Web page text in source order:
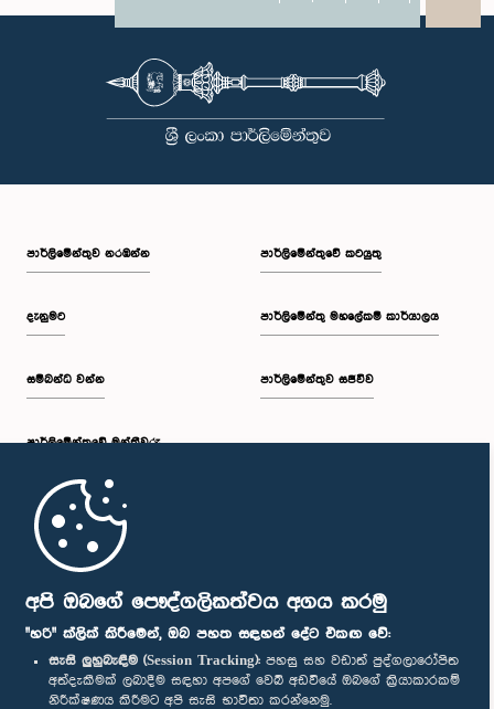
අපි ඔබගේ පෞද්ගලිකත්වය අගය කරමු
"හරි" ක්ලික් කිරීමෙන්, ඔබ පහත සඳහන් දේට එකඟ වේ:
සැසි ලුහුබැඳීම (Session Tracking): පහසු සහ වඩාත් පුද්ගලාරෝපිත
අත්දැකීමක් ලබාදීම සඳහා අපගේ වෙබ් අඩවියේ ඔබගේ ක්‍රියාකාරකම්
නිරීක්ෂණය කිරීමට අපි සැසි භාවිතා කරන්නෙමු.
WhatsAppLinkedIn
පාර්ලි‌මේන්තුව නරඹන්න
දැනුමට
සම්බන්ධ වන්න
පාර්ලි‌මේන්තුවේ මන්ත්‍රීවරු
මුල් පිටුව
පාර්ලිමේන්තුවේ කටයුතු
පාර්ලිමේන්තු මහලේකම් කාර්යාලය
පාර්ලිමේන්තුව සජීවීව
පාර්ලිමේන්තු ජංගම යෙදුම